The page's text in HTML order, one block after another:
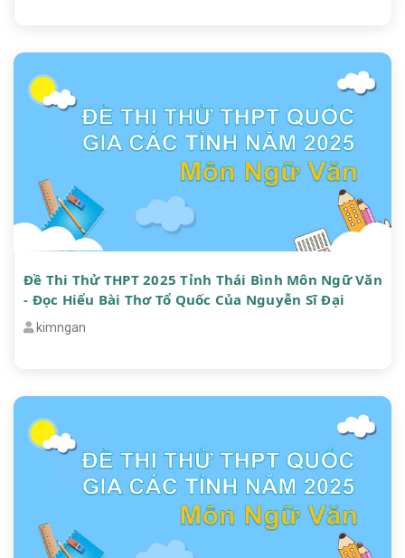
Đề Thi Thử THPT 2025 Tỉnh Thái Bình Môn Ngữ Văn
- Đọc Hiểu Bài Thơ Tổ Quốc Của Nguyễn Sĩ Đại
kimngan